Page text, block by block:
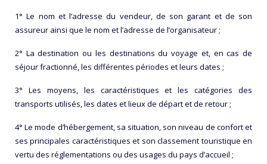
1° Le nom et l’adresse du vendeur, de son garant et de son
assureur ainsi que le nom et l’adresse de l’organisateur ;
2° La destination ou les destinations du voyage et, en cas de
séjour fractionné, les différentes périodes et leurs dates ;
3° Les moyens, les caractéristiques et les catégories des
transports utilisés, les dates et lieux de départ et de retour ;
4° Le mode d’hébergement, sa situation, son niveau de confort et
ses principales caractéristiques et son classement touristique en
vertu des réglementations ou des usages du pays d’accueil ;